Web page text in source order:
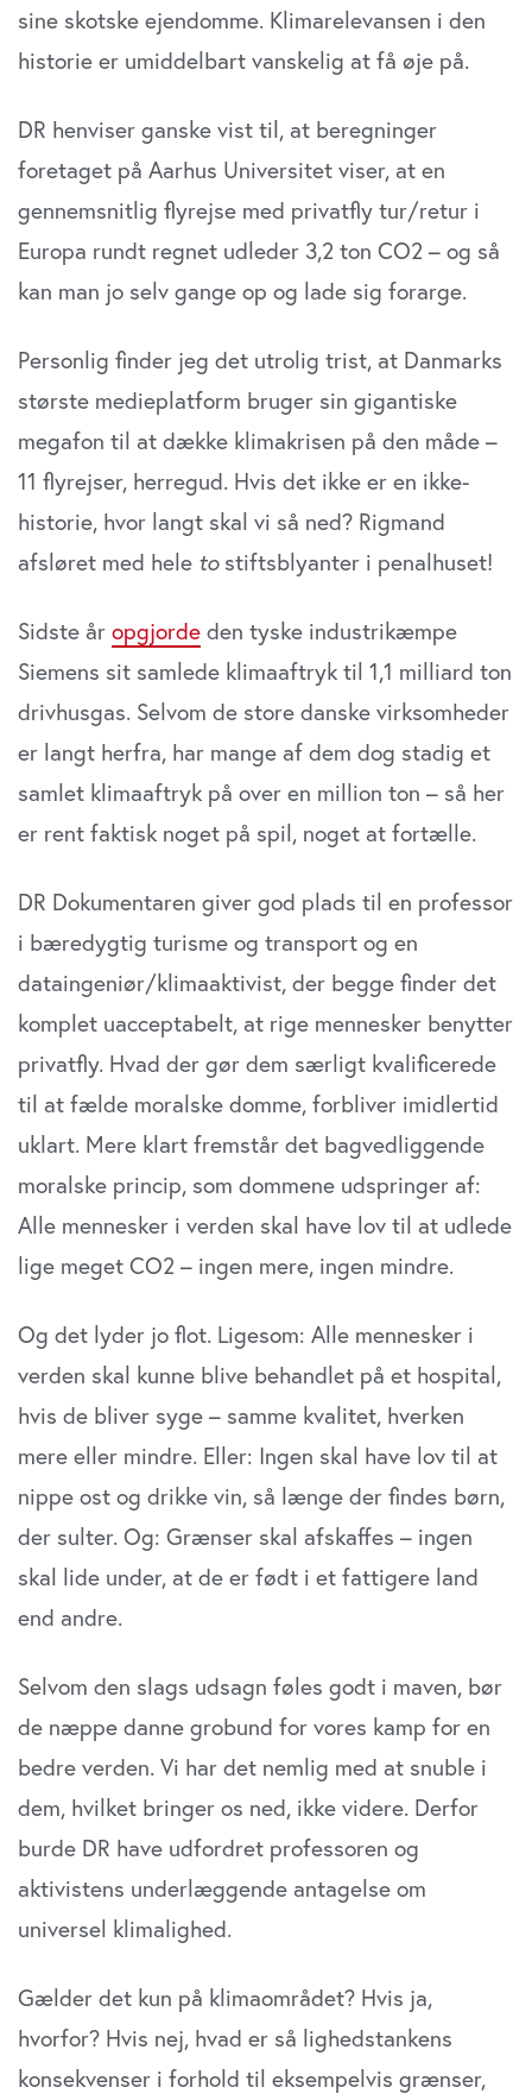
sine skotske ejendomme. Klimarelevansen i den
historie er umiddelbart vanskelig at få øje på.
DR henviser ganske vist til, at beregninger
foretaget på Aarhus Universitet viser, at en
gennemsnitlig flyrejse med privatfly tur/retur i
Europa rundt regnet udleder 3,2 ton CO2 – og så
kan man jo selv gange op og lade sig forarge.
Personlig finder jeg det utrolig trist, at Danmarks
største medieplatform bruger sin gigantiske
megafon til at dække klimakrisen på den måde –
11 flyrejser, herregud. Hvis det ikke er en ikke-
historie, hvor langt skal vi så ned? Rigmand
afsløret med hele tostiftsblyanter i penalhuset!
Sidste år opgjorde den tyske industrikæmpe
Siemens sit samlede klimaaftryk til 1,1 milliard ton
drivhusgas. Selvom de store danske virksomheder
er langt herfra, har mange af dem dog stadig et
samlet klimaaftryk på over en million ton – så her
er rent faktisk noget på spil, noget at fortælle.
DR Dokumentaren giver god plads til en professor
i bæredygtig turisme og transport og en
dataingeniør/klimaaktivist, der begge finder det
komplet uacceptabelt, at rige mennesker benytter
privatfly. Hvad der gør dem særligt kvalificerede
til at fælde moralske domme, forbliver imidlertid
uklart. Mere klart fremstår det bagvedliggende
moralske princip, som dommene udspringer af:
Alle mennesker i verden skal have lov til at udlede
lige meget CO2 – ingen mere, ingen mindre.
Og det lyder jo flot. Ligesom: Alle mennesker i
verden skal kunne blive behandlet på et hospital,
hvis de bliver syge – samme kvalitet, hverken
mere eller mindre. Eller: Ingen skal have lov til at
nippe ost og drikke vin, så længe der findes børn,
der sulter. Og: Grænser skal afskaffes – ingen
skal lide under, at de er født i et fattigere land
end andre.
Selvom den slags udsagn føles godt i maven, bør
de næppe danne grobund for vores kamp for en
bedre verden. Vi har det nemlig med at snuble i
dem, hvilket bringer os ned, ikke videre. Derfor
burde DR have udfordret professoren og
aktivistens underlæggende antagelse om
universel klimalighed.
Gælder det kun på klimaområdet? Hvis ja,
hvorfor? Hvis nej, hvad er så lighedstankens
konsekvenser i forhold til eksempelvis grænser,